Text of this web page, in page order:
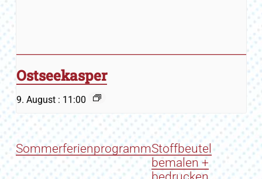
Ostseekasper
9. August : 11:00
SommerferienprogrammStoffbeutel
bemalen +